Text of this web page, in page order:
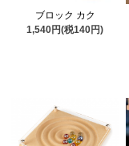
ブロック カク
1,540円(税140円)